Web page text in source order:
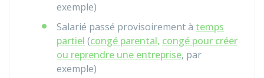
exemple)
Salarié passé provisoirement à temps
partiel (congé parental, congé pour créer
ou reprendre une entreprise, par
exemple)